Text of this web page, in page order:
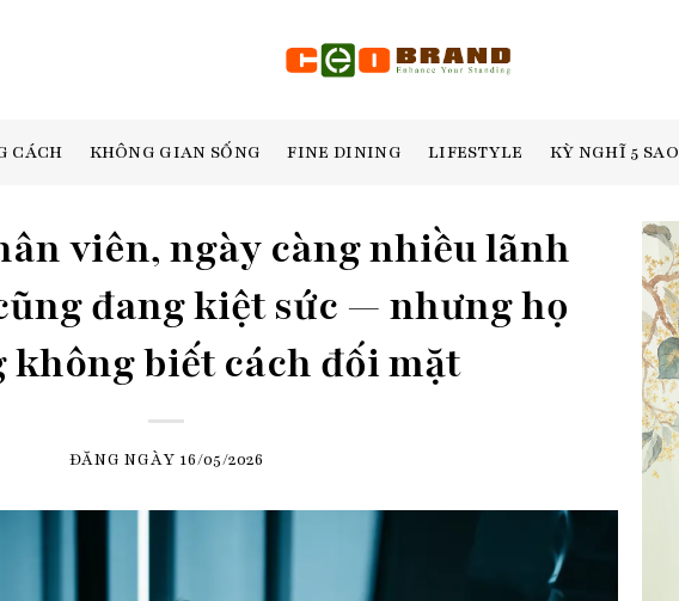
CÁCH KHÔNG GIAN SỐNG FINE DINING LIFESTYLE KỲ NGHĨ 5 SAO
viên, ngày càng nhiều lãnh
đang kiệt sức — nhưng họ
không biết cách đối mặt
ĐĂNG NGÀY 16/05/2026